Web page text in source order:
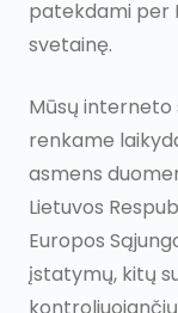
patekdami per
svetainę.
Mūsų interneto
renkame
asmens
Lietuvos
Europos
įstatymų, kitų